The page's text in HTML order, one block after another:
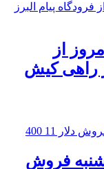
از
راهی کیش
فروش